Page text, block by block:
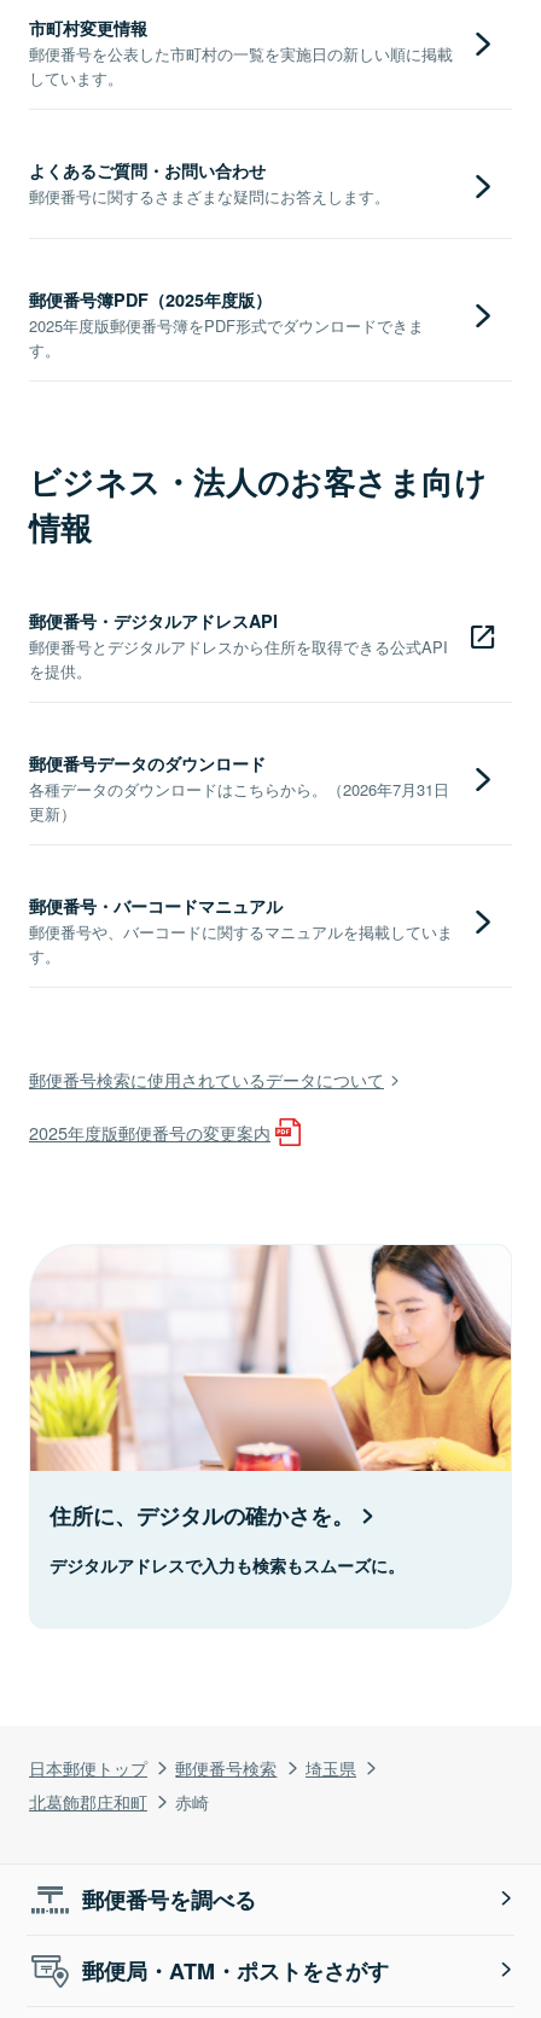
日本郵便トップ 郵便番号検索
埼玉県
北葛飾郡庄和町
赤崎
市町村変更情報
郵便番号を公表した市町村の一覧を実施日の新しい順に掲載
しています。
よくあるご質問・お問い合わせ
郵便番号に関するさまざまな疑問にお答えします。
郵便番号簿PDF（2025年度版）
2025年度版郵便番号簿をPDF形式でダウンロードできま
す。
ビジネス・法人のお客さま向け
情報
郵便番号・デジタルアドレスAPI
郵便番号とデジタルアドレスから住所を取得できる公式API
を提供。
郵便番号データのダウンロード
各種データのダウンロードはこちらから。（2026年7月31日
更新）
郵便番号・バーコードマニュアル
郵便番号や、バーコードに関するマニュアルを掲載していま
す。
郵便番号検索に使用されているデータについて
2025年度版郵便番号の変更案内
住所に、デジタルの確かさを。
デジタルアドレスで入力も検索もスムーズに。
郵便番号を調べる
郵便局・ATM・ポストをさがす